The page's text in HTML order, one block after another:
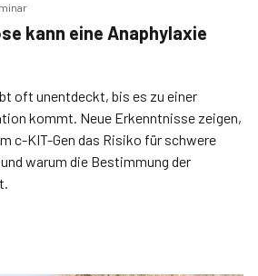
kann eine Anaphylaxie
oft unentdeckt, bis es zu einer
kommt. Neue Erkenntnisse zeigen,
c-KIT-Gen das Risiko für schwere
warum die Bestimmung der